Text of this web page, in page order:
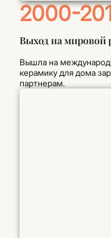
2000-
Выход на мировой
Вышла на
керамику для дома
партнерам.